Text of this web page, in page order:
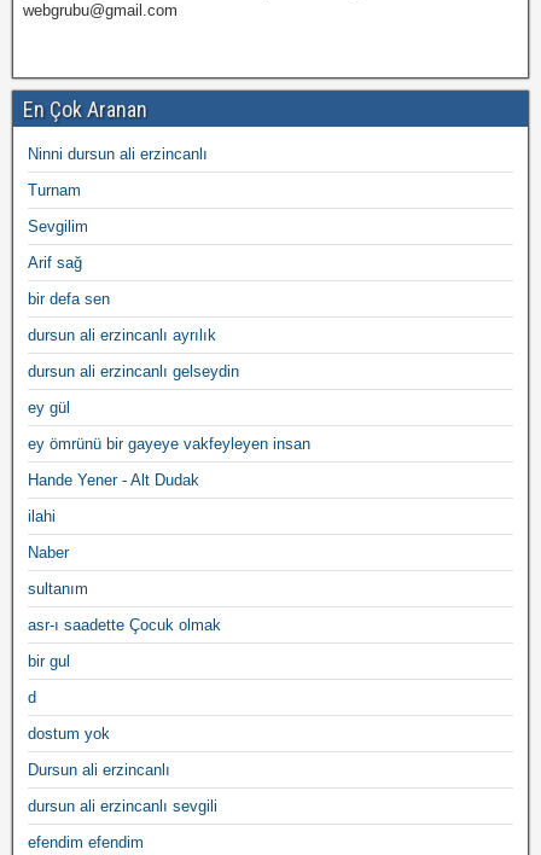
webgrubu@gmail.com
En Çok Aranan
Ninni dursun ali erzincanlı
Turnam
Sevgilim
Arif sağ
bir defa sen
dursun ali erzincanlı ayrılık
dursun ali erzincanlı gelseydin
ey gül
ey ömrünü bir gayeye vakfeyleyen insan
Hande Yener - Alt Dudak
ilahi
Naber
sultanım
asr-ı saadette Çocuk olmak
bir gul
d
dostum yok
Dursun ali erzincanlı
dursun ali erzincanlı sevgili
efendim efendim